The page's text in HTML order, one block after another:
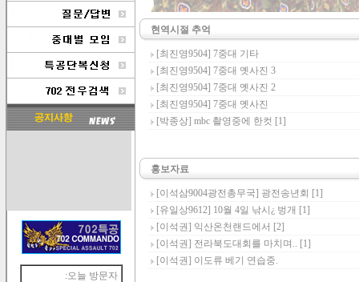
:오늘 방문자
현역시절 추억
[최진영9504] 7중대 기타
[최진영9504] 7중대 옛사진 3
[최진영9504] 7중대 옛사진 2
[최진영9504] 7중대 옛사진
[박종상] mbc 촬영중에 한컷 [1]
홍보자료
[이석삼9004광전총무국] 광전송년회 [1]
[유일상9612] 10월 4일 낚시¿ 벙개 [1]
[이석권] 익산온천랜드에서 [2]
[이석권] 전라북도대회를 마치며.. [1]
[이석권] 이도류 베기 연습중.